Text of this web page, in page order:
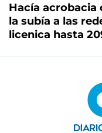
Hacía acrobacia
la subía a las
licenica hasta